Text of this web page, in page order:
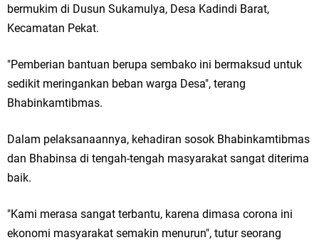
bermukim di Dusun Sukamulya, Desa Kadindi Barat,
Kecamatan Pekat.
"Pemberian bantuan berupa sembako ini bermaksud untuk
sedikit meringankan beban warga Desa", terang
Bhabinkamtibmas.
Dalam pelaksanaannya, kehadiran sosok Bhabinkamtibmas
dan Bhabinsa di tengah-tengah masyarakat sangat diterima
baik.
"Kami merasa sangat terbantu, karena dimasa corona ini
ekonomi masyarakat semakin menurun", tutur seorang